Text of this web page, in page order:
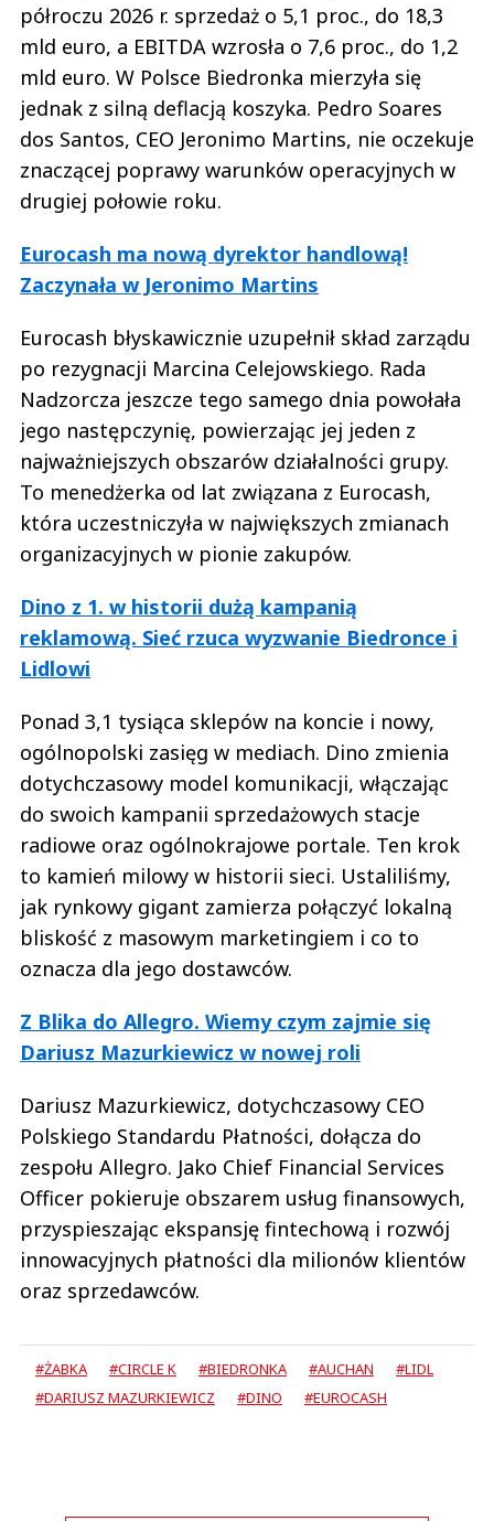
półroczu 2026 r. sprzedaż o 5,1 proc., do 18,3
mld euro, a EBITDA wzrosła o 7,6 proc., do 1,2
mld euro. W Polsce Biedronka mierzyła się
jednak z silną deflacją koszyka. Pedro Soares
dos Santos, CEO Jeronimo Martins, nie oczekuje
znaczącej poprawy warunków operacyjnych w
drugiej połowie roku.
Eurocash ma nową dyrektor handlową!
Zaczynała w Jeronimo Martins
Eurocash błyskawicznie uzupełnił skład zarządu
po rezygnacji Marcina Celejowskiego. Rada
Nadzorcza jeszcze tego samego dnia powołała
jego następczynię, powierzając jej jeden z
najważniejszych obszarów działalności grupy.
To menedżerka od lat związana z Eurocash,
która uczestniczyła w największych zmianach
organizacyjnych w pionie zakupów.
Dino z 1. w historii dużą kampanią
reklamową. Sieć rzuca wyzwanie Biedronce i
Lidlowi
Ponad 3,1 tysiąca sklepów na koncie i nowy,
ogólnopolski zasięg w mediach. Dino zmienia
dotychczasowy model komunikacji, włączając
do swoich kampanii sprzedażowych stacje
radiowe oraz ogólnokrajowe portale. Ten krok
to kamień milowy w historii sieci. Ustaliliśmy,
jak rynkowy gigant zamierza połączyć lokalną
bliskość z masowym marketingiem i co to
oznacza dla jego dostawców.
Z Blika do Allegro. Wiemy czym zajmie się
Dariusz Mazurkiewicz w nowej roli
Dariusz Mazurkiewicz, dotychczasowy CEO
Polskiego Standardu Płatności, dołącza do
zespołu Allegro. Jako Chief Financial Services
Officer pokieruje obszarem usług finansowych,
przyspieszając ekspansję fintechową i rozwój
innowacyjnych płatności dla milionów klientów
oraz sprzedawców.
#ŻABKA #CIRCLE K #BIEDRONKA #AUCHAN
#LIDL
#DARIUSZ MAZURKIEWICZ
#DINO #EUROCASH